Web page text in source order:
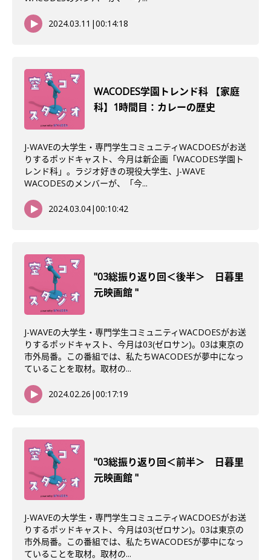
2024.03.11 |00:14:18
WACODES学園トレンド科 【家庭
科】1時間目：カレーの歴史
J-WAVEの大学生・専門学生コミュニティWACDOESがお送
りするポッドキャスト、今月は新企画「WACODES学園ト
レンド科」。ラジオ好きの現役大学生、J-WAVE
WACODESのメンバーが、「今...
2024.03.04|00:10:42
"03総振り返り回＜後半＞ 日暮里
元映画館 "
J-WAVEの大学生・専門学生コミュニティWACDOESがお送
りするポッドキャスト、今月は03(ゼロサン)。03は東京の
市外局番。この番組では、私たちWACODESが夢中になっ
ていることを取材。取材の...
2024.02.26 |00:17:19
"03総振り返り回＜前半＞ 日暮里
元映画館 "
J-WAVEの大学生・専門学生コミュニティWACDOESがお送
りするポッドキャスト、今月は03(ゼロサン)。03は東京の
市外局番。この番組では、私たちWACODESが夢中になっ
ていることを取材。取材の...